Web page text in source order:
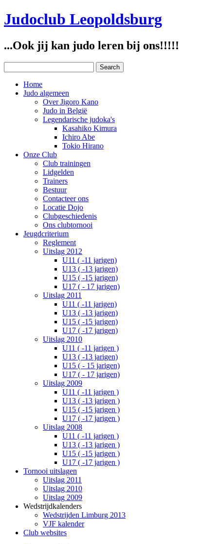
Judoclub Leopoldsburg
...Ook jij kan judo leren bij ons!!!!!
Home
Judo algemeen
Over Jigoro Kano
Judo in België
Legendarische judoka's
Kasahiko Kimura
Ichiro Abe
Tokio Hirano
Onze Club
Club trainingen
Lidgelden
Trainers
Bestuur
Contacteer ons
Locatie Dojo
Clubgeschiedenis
Ons clubtornooi
Jeugdcriterium
Reglement
Uitslag 2012
U11 ( -11 jarigen)
U13 ( -13 jarigen)
U15 ( -15 jarigen)
U17 ( - 17 jarigen)
Uitslag 2011
U11 ( -11 jarigen)
U13 ( -13 jarigen)
U15 ( -15 jarigen)
U17 ( -17 jarigen)
Uitslag 2010
U11 ( -11 jarigen )
U13 ( -13 jarigen)
U15 ( - 15 jarigen)
U17 ( - 17 jarigen)
Uitslag 2009
U11 ( -11 jarigen )
U13 ( -13 jarigen )
U15 ( -15 jarigen )
U17 ( -17 jarigen )
Uitslag 2008
U11 ( -11 jarigen )
U13 ( -13 jarigen )
U15 ( -15 jarigen )
U17 ( -17 jarigen )
Tornooi uitslagen
Uitslag 2011
Uitslag 2010
Uitslag 2009
Wedstrijdkalenders
Wedstrijden Limburg 2013
VJF kalender
Club websites